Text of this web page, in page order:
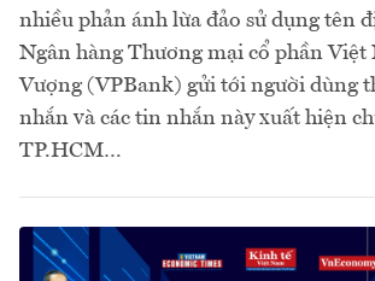
nhiều phản ánh lừa đảo sử dụng tên
Ngân hàng Thương mại cổ phần
Vượng (VPBank) gửi tới người dùng
nhắn và các tin nhắn này xuất hiện
TP.HCM…